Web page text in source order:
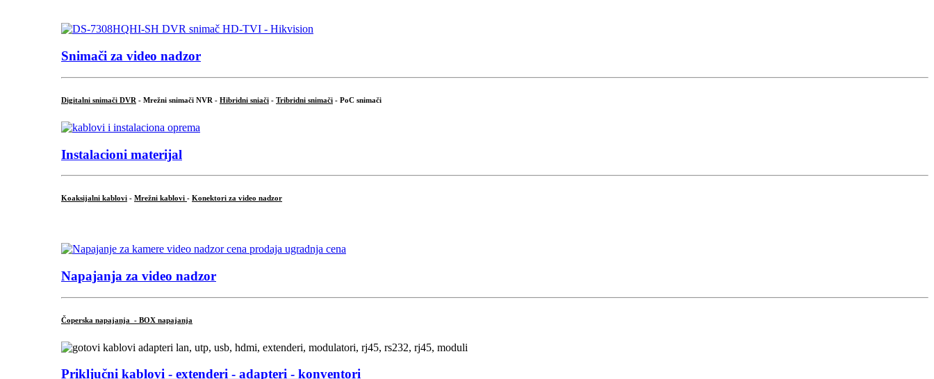
Snimači za video nadzor
Digitalni snimači DVR - Mrežni snimači NVR - Hibridni sniači - Tribridni snimači - PoC snimači
Instalacioni materijal
Koaksijalni kablovi - Mrežni kablovi - Konektori za video nadzor
Napajanja za video nadzor
Čoperska napajanja - BOX napajanja
Priključni kablovi - extenderi - adapteri - konventori